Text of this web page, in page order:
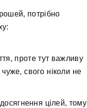
потрібно
проте тут важливу
свого ніколи не
цілей, тому